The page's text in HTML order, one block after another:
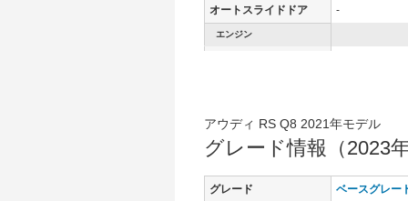
オートスライドドア -
エンジン
タイヤサイズ(前) 295/35R23
タイヤサイズ(後) 295/35R23
アウディ RS Q8 2021年モデル
グレード情報（2023
グレード ベースグレー